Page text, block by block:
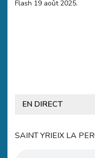
Flash 19 août 2025.
EN DIRECT
SAINT YRIEIX LA